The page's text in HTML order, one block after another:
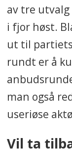
av tre
i fjor høst.
ut til
rundt er å
man også
useriøse
Vil ta